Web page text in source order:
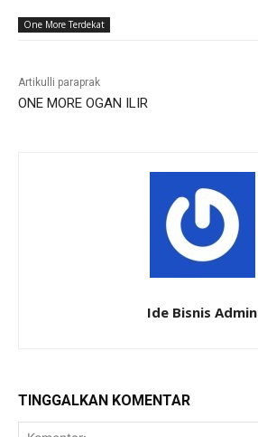
One More Terdekat
Artikulli paraprak
ONE MORE OGAN ILIR
Ide Bisnis Admin
TINGGALKAN KOMENTAR